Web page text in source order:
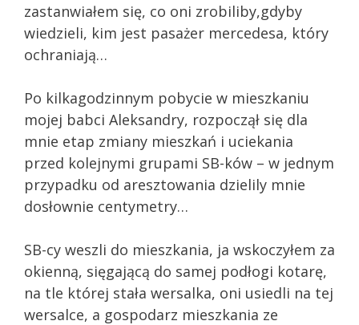
zastanwiałem się, co oni zrobiliby,gdyby
wiedzieli, kim jest pasażer mercedesa, który
ochraniają…
Po kilkagodzinnym pobycie w mieszkaniu
mojej babci Aleksandry, rozpoczął się dla
mnie etap zmiany mieszkań i uciekania
przed kolejnymi grupami SB-ków – w jednym
przypadku od aresztowania dzielily mnie
dosłownie centymetry…
SB-cy weszli do mieszkania, ja wskoczyłem za
okienną, sięgającą do samej podłogi kotarę,
na tle której stała wersalka, oni usiedli na tej
wersalce, a gospodarz mieszkania ze